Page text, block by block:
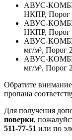
АВУС-
НКПР, Порог
АВУС-
НКПР, Порог
АВУС-
мг/м³, Порог
АВУС-
мг/м³, Порог
Обратите
пропана
Для получения
поверки,
511-77-51 или по